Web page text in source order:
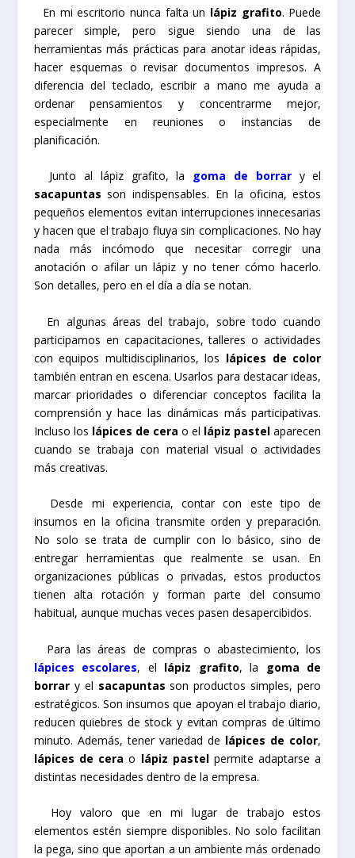
En mi escritorio nunca falta un lápiz grafito. Puede
parecer simple, pero sigue siendo una de las
herramientas más prácticas para anotar ideas rápidas,
hacer esquemas o revisar documentos impresos. A
diferencia del teclado, escribir a mano me ayuda a
ordenar pensamientos y concentrarme mejor,
especialmente en reuniones o instancias de
planificación.
Junto al lápiz grafito, la goma de borrar y el
sacapuntas son indispensables. En la oficina, estos
pequeños elementos evitan interrupciones innecesarias
y hacen que el trabajo fluya sin complicaciones. No hay
nada más incómodo que necesitar corregir una
anotación o afilar un lápiz y no tener cómo hacerlo.
Son detalles, pero en el día a día se notan.
En algunas áreas del trabajo, sobre todo cuando
participamos en capacitaciones, talleres o actividades
con equipos multidisciplinarios, los lápices de color
también entran en escena. Usarlos para destacar ideas,
marcar prioridades o diferenciar conceptos facilita la
comprensión y hace las dinámicas más participativas.
Incluso los lápices de cera o el lápiz pastel aparecen
cuando se trabaja con material visual o actividades
más creativas.
Desde mi experiencia, contar con este tipo de
insumos en la oficina transmite orden y preparación.
No solo se trata de cumplir con lo básico, sino de
entregar herramientas que realmente se usan. En
organizaciones públicas o privadas, estos productos
tienen alta rotación y forman parte del consumo
habitual, aunque muchas veces pasen desapercibidos.
Para las áreas de compras o abastecimiento, los
lápices escolares, el lápiz grafito, la goma de
borrary el sacapuntas son productos simples, pero
estratégicos. Son insumos que apoyan el trabajo diario,
reducen quiebres de stock y evitan compras de último
minuto. Además, tener variedad de lápices de color,
lápices de cera o lápiz pastelpermite adaptarse a
distintas necesidades dentro de la empresa.
Hoy valoro que en mi lugar de trabajo estos
elementos estén siempre disponibles. No solo facilitan
la pega, sino que aportan a un ambiente más ordenado